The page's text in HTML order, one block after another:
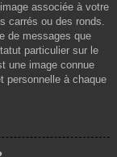
associée à votre
carrés ou des ronds.
de messages que
particulier sur le
une image connue
personnelle à chaque